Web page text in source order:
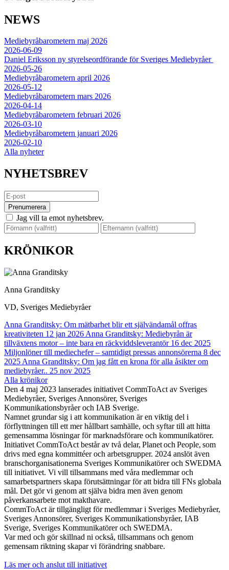
NEWS
Mediebyråbarometern maj 2026
2026-06-09
Daniel Eriksson ny styrelseordförande för Sveriges Mediebyråer
2026-05-26
Mediebyråbarometern april 2026
2026-05-12
Mediebyråbarometern mars 2026
2026-04-14
Mediebyråbarometern februari 2026
2026-03-10
Mediebyråbarometern januari 2026
2026-02-10
Alla nyheter
NYHETSBREV
Prenumerera
Jag vill ta emot nyhetsbrev.
KRÖNIKOR
Anna Granditsky
VD, Sveriges Mediebyråer
Anna Granditsky: Om mätbarhet blir ett självändamål offras
kreativiteten 12 jan 2026 Anna Granditsky: Mediebyrån är
tillväxtens motor – inte bara en räckviddsleverantör16 dec 2025
Miljonlöner till mediechefer – samtidigt pressas annonsörerna 8 dec
2025 Anna Granditsky: Om jag fått en krona för alla åsikter om
mediebyråer.. 25 nov 2025
Alla krönikor
Den 4 maj 2023 lanserades initiativet CommToAct av Sveriges
Mediebyråer, Sveriges Annonsörer, Sveriges
Kommunikationsbyråer och IAB Sverige.
Namnet grundar sig i att kommunikation är en viktig del i
förflyttningen till ett mer hållbart samhälle, och syftar till att hitta
gemensamma lösningar för marknadsförare och kommunikatörer.
Initiativet CommToAct består av två delar, Planet och People, som
drivs med egna kommittéer och arbetsgrupper. 2024 anslöt även
branschorganisationerna Sveriges Kommunikatörer och SWEDMA
till initiativet. Vi vill tillsammans med våra medlemmar och
samarbetspartners skapa förutsättningar för att bidra till FNs globala
mål. Det gör vi genom att själva bidra men även genom
påverkansarbete mot makthavare.
CommToAct är tillgängligt för medlemmar i Sveriges Mediebyråer,
Sveriges Annonsörer, Sveriges Kommunikationsbyråer, IAB
Sverige, Sveriges Kommunikatörer och SWEDMA.
Var med och gör skillnad ni också, tillsammans och genom
gemensam riktning skapar vi förändring snabbare.
Läs mer och anslut till initiativet